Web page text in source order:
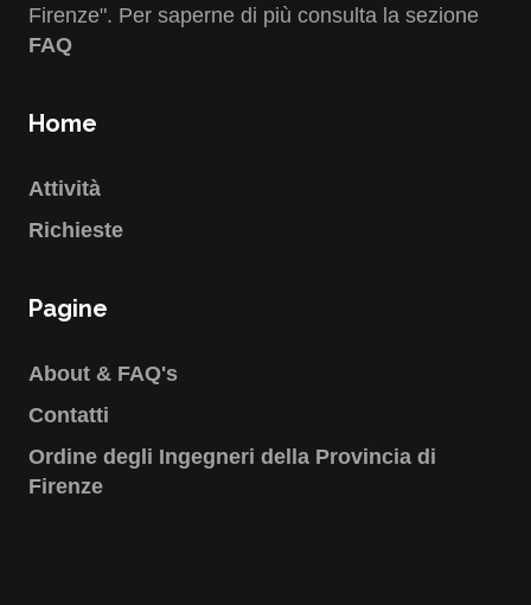
Firenze". Per saperne di più consulta la sezione
FAQ
Home
Attività
Richieste
Pagine
About & FAQ's
Contatti
Ordine degli Ingegneri della Provincia di
Firenze